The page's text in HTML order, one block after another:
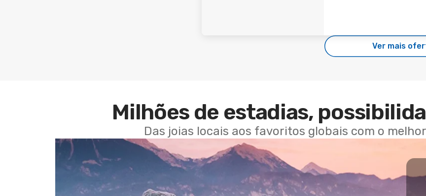
Ver mais
Milhões de estadias,
Das joias locais aos favoritos globais com o